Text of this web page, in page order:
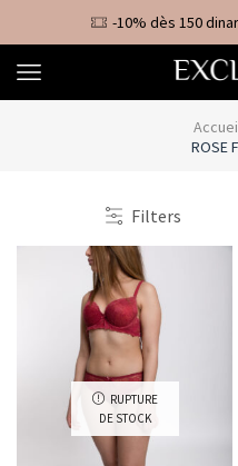
-10% dès 150
ROSE
Filters
RUPTURE
DE STOCK